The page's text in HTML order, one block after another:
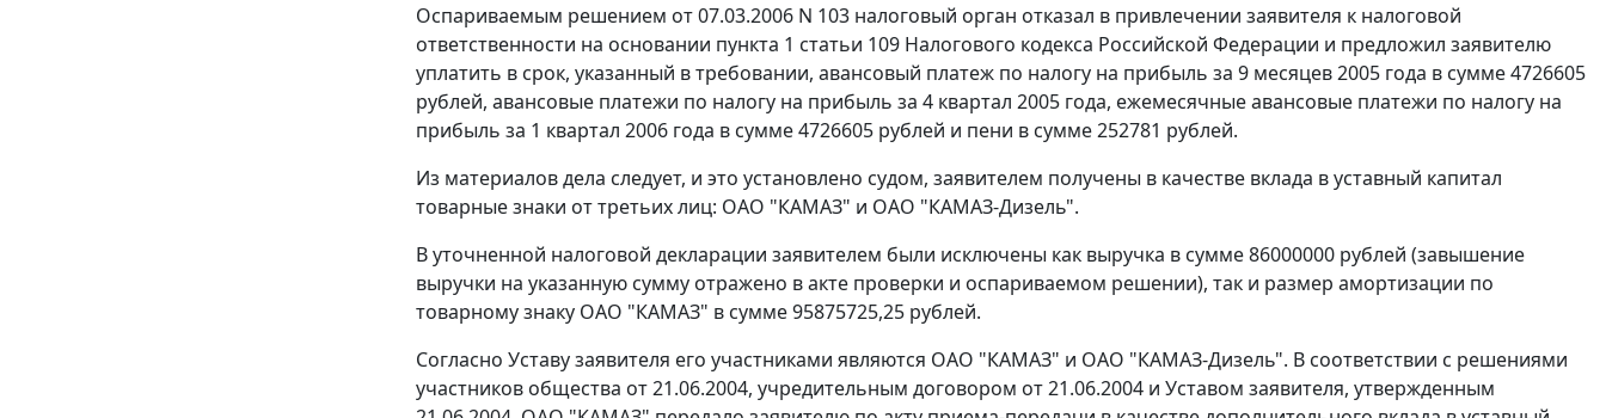
Оспариваемым решением от 07.03.2006 N 103 налоговый орган отказал в привлечении заявителя к налоговой
ответственности на основании пункта 1 статьи 109 Налогового кодекса Российской Федерации и предложил заявителю
уплатить в срок, указанный в требовании, авансовый платеж по налогу на прибыль за 9 месяцев 2005 года в сумме 4726605
рублей, авансовые платежи по налогу на прибыль за 4 квартал 2005 года, ежемесячные авансовые платежи по налогу на
прибыль за 1 квартал 2006 года в сумме 4726605 рублей и пени в сумме 252781 рублей.
Из материалов дела следует, и это установлено судом, заявителем получены в качестве вклада в уставный капитал
товарные знаки от третьих лиц: ОАО "КАМАЗ" и ОАО "КАМАЗ-Дизель".
В уточненной налоговой декларации заявителем были исключены как выручка в сумме 86000000 рублей (завышение
выручки на указанную сумму отражено в акте проверки и оспариваемом решении), так и размер амортизации по
товарному знаку ОАО "КАМАЗ" в сумме 95875725,25 рублей.
Согласно Уставу заявителя его участниками являются ОАО "КАМАЗ" и ОАО "КАМАЗ-Дизель". В соответствии с решениями
участников общества от 21.06.2004, учредительным договором от 21.06.2004 и Уставом заявителя, утвержденным